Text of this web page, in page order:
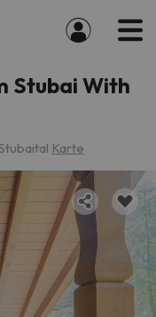
Stubai With
Karte